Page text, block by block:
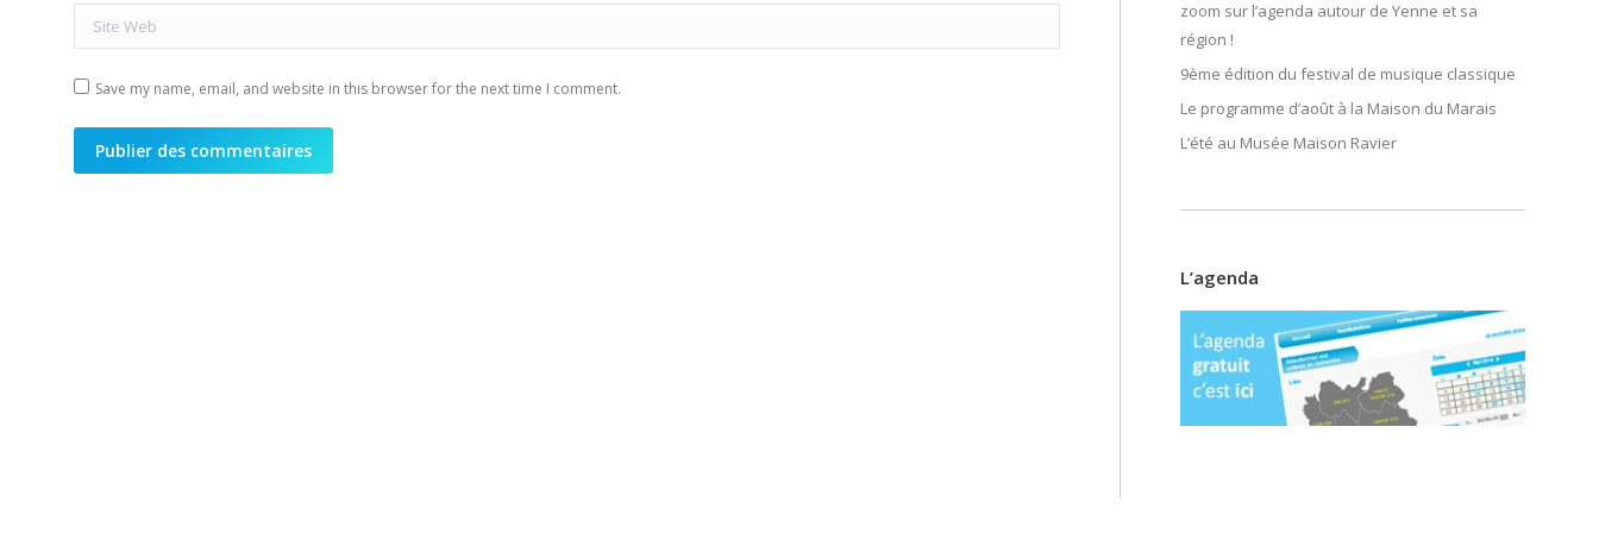
Site Web
Save my name, email, and website in this browser for the next time I comment.
Publier des commentaires
zoom sur l’agenda autour de Yenne et sa
région !
9ème édition du festival de musique classique
Le programme d’août à la Maison du Marais
L’été au Musée Maison Ravier
L’agenda